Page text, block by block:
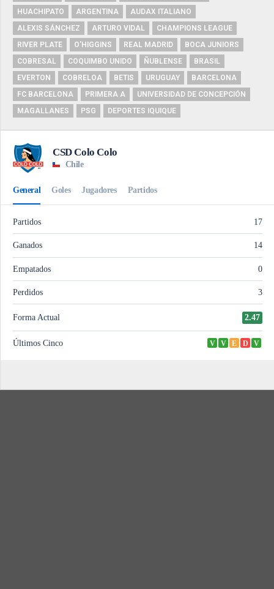
HUACHIPATO
ARGENTINA
AUDAX ITALIANO
ALEXIS SÁNCHEZ
ARTURO VIDAL
CHAMPIONS LEAGUE
RIVER PLATE
O'HIGGINS REAL MADRID
BOCA JUNIORS
COBRESAL
COQUIMBO UNIDO ÑUBLENSE
BRASIL
EVERTON
COBRELOA BETIS URUGUAY
BARCELONA
FC BARCELONA
PRIMERA A
UNIVERSIDAD DE CONCEPCIÓN
MAGALLANES
PSG DEPORTES IQUIQUE